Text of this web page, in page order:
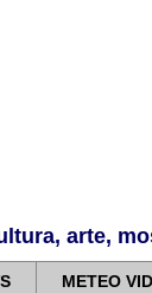
arte,
METEO